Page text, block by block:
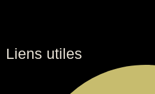
Liens utiles